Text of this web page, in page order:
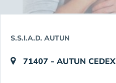
S.S.I.A.D. AUTUN
71407 - AUTUN CEDEX